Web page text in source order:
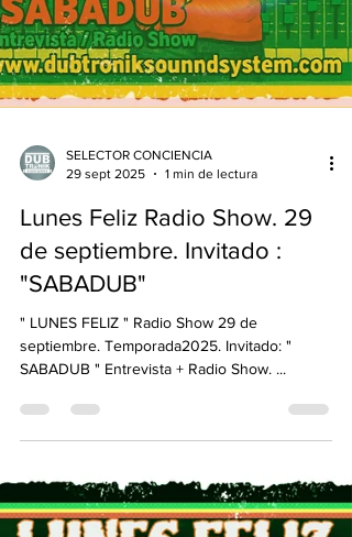
29 sept 2025
1 min de lectura
Lunes Feliz Radio Show. 29
de septiembre. Invitado :